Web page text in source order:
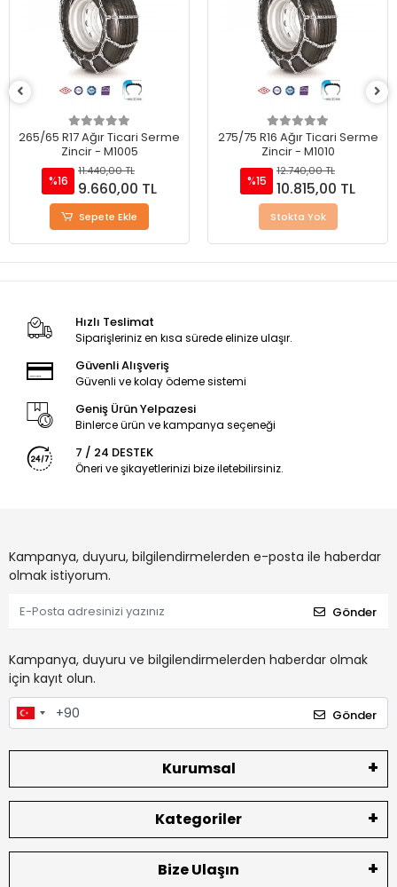
265/65 R17 Ağır Ticari Serme
Zincir - M1005
%16
11.440,00 TL
9.660,00 TL
Sepete Ekle
275/75 R16 Ağır Ticari Serme
Zincir - M1010
%15
12.740,00 TL
10.815,00 TL
Stokta Yok
Hızlı Teslimat
Siparişleriniz en kısa sürede elinize ulaşır.
Güvenli Alışveriş
Güvenli ve kolay ödeme sistemi
Geniş Ürün Yelpazesi
Binlerce ürün ve kampanya seçeneği
7 / 24 DESTEK
Öneri ve şikayetlerinizi bize iletebilirsiniz.
Kampanya, duyuru, bilgilendirmelerden e-posta ile haberdar
olmak istiyorum.
Gönder
Kampanya, duyuru ve bilgilendirmelerden haberdar olmak
için kayıt olun.
Gönder
Kurumsal
Kategoriler
Bize Ulaşın